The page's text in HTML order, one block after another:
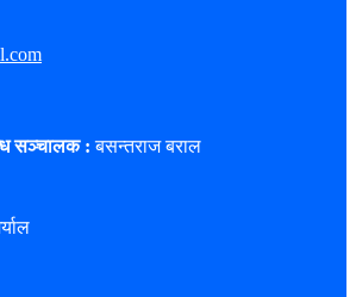
सञ्चालक : बसन्तराज बराल